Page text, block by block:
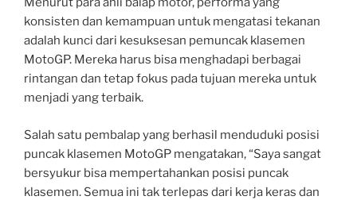
konsisten dan kemampuan untuk mengatasi tekanan
adalah kunci dari kesuksesan pemuncak klasemen
MotoGP. Mereka harus bisa menghadapi berbagai
rintangan dan tetap fokus pada tujuan mereka untuk
menjadi yang terbaik.
Salah satu pembalap yang berhasil menduduki posisi
puncak klasemen MotoGP mengatakan, “Saya sangat
bersyukur bisa mempertahankan posisi puncak
klasemen. Semua ini tak terlepas dari kerja keras dan